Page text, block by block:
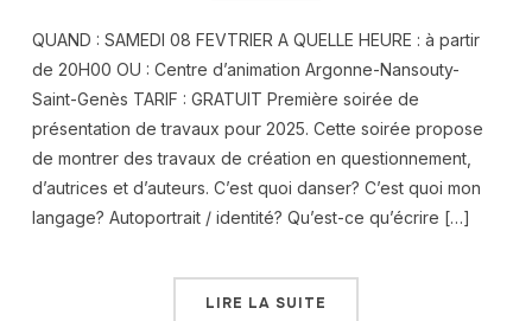
QUAND : SAMEDI 08 FEVTRIER A QUELLE HEURE : à partir
de 20H00 OU : Centre d’animation Argonne-Nansouty-
Saint-Genès TARIF : GRATUIT Première soirée de
présentation de travaux pour 2025. Cette soirée propose
de montrer des travaux de création en questionnement,
d’autrices et d’auteurs. C’est quoi danser? C’est quoi mon
langage? Autoportrait / identité? Qu’est-ce qu’écrire […]
LIRE LA SUITE